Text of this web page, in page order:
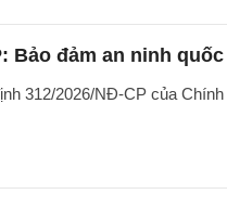
Bảo đảm an ninh
312/2026/NĐ-CP của